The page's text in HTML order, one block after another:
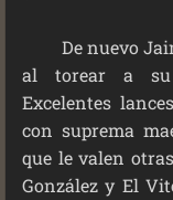
De nuevo
al torear a su
Excelentes
con suprema
que le valen
González y El